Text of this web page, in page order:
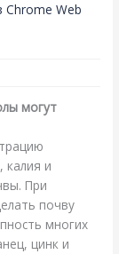
Chrome Web
могут
калия и
При
почву
многих
цинк и